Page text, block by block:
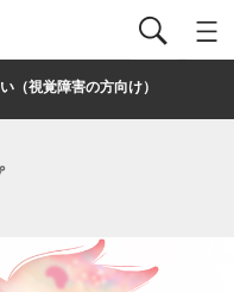
視覚障害の方向け）